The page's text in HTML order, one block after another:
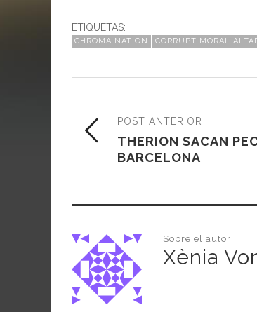
ETIQUETAS:
CHROMA NATION CORRUPT MORAL
POST ANTERIOR
THERION SACAN
BARCELONA
Sobre el autor
Xènia